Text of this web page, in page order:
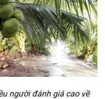
người đánh giá cao về